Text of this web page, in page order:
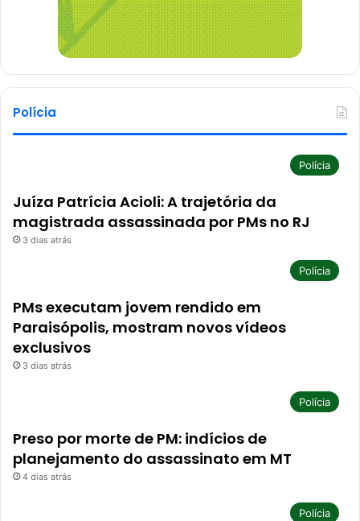
Polícia
Polícia
Juíza Patrícia Acioli: A trajetória da
magistrada assassinada por PMs no RJ
3 dias atrás
Polícia
PMs executam jovem rendido em
Paraisópolis, mostram novos vídeos
exclusivos
3 dias atrás
Polícia
Preso por morte de PM: indícios de
planejamento do assassinato em MT
4 dias atrás
Polícia